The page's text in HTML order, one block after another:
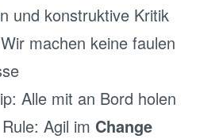
und konstruktive Kritik
machen keine faulen
Alle mit an Bord holen
Agil im Change